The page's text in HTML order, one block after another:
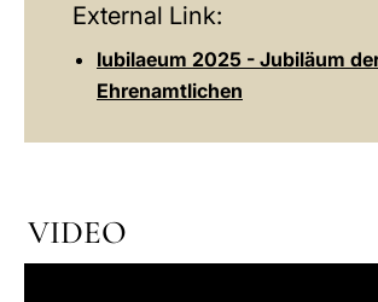
External Link:
Iubilaeum 2025 - Jubiläum
Ehrenamtlichen
VIDEO